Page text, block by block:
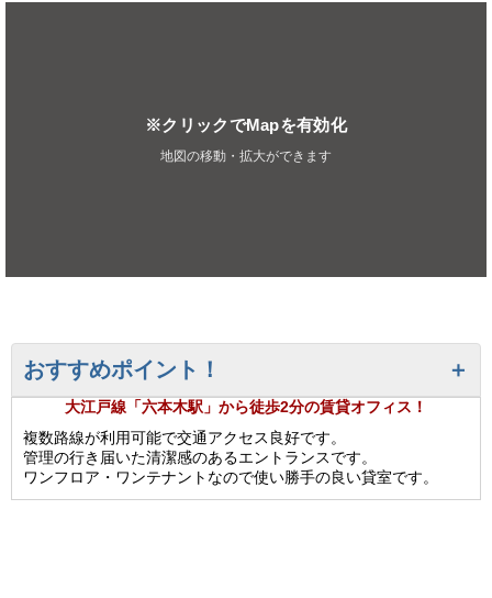
※クリックでMapを有効化
地図の移動・拡大ができます
おすすめポイント！
大江戸線「六本木駅」から徒歩2分の賃貸オフィス！
複数路線が利用可能で交通アクセス良好です。
管理の行き届いた清潔感のあるエントランスです。
ワンフロア・ワンテナントなので使い勝手の良い貸室です。